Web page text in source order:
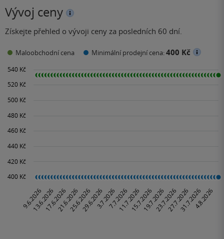
Vývoj ceny
Získejte přehled o vývoji ceny za posledních 60 dní.
Maloobchodní cena Minimální prodejní cena:400 Kč